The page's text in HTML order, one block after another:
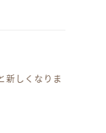
新しくなりま